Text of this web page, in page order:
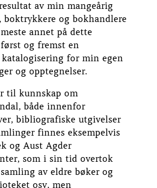
av min mangeårig
boktrykkere og bokhandlere
annet på dette
og fremst en
for min egen
og opptegnelser.
til kunnskap om
både innenfor
bibliografiske utgivelser
finnes eksempelvis
og Aust Agder
som i sin tid overtok
av eldre bøker og
osv, men